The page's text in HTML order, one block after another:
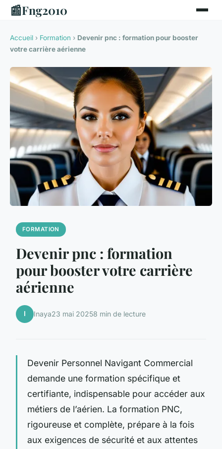
📰Fng2010
Accueil › Formation › Devenir pnc : formation pour booster
votre carrière aérienne
FORMATION
Devenir pnc : formation
pour booster votre carrière
aérienne
I Inaya23 mai 20258 min de lecture
Devenir Personnel Navigant Commercial
demande une formation spécifique et
certifiante, indispensable pour accéder aux
métiers de l’aérien. La formation PNC,
rigoureuse et complète, prépare à la fois
aux exigences de sécurité et aux attentes